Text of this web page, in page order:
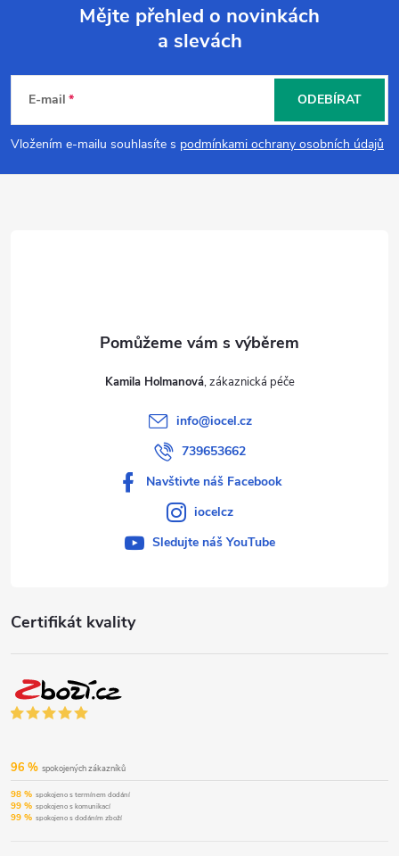
p
a
Mějte přehled o novinkách
a slevách
E-mail
Vložením e-mailu souhlasíte s podmínkami ochrany osobních údajů
ODEBÍRAT
Certifikát kvality
96 % spokojených zákazníků
98 % spokojeno s termínem dodání
99 % spokojeno s komunikací
99 % spokojeno s dodáním zboží
Kamila Holmanová
info@iocel.cz
739653662
Navštivte náš Facebook
iocelcz
Sledujte náš YouTube